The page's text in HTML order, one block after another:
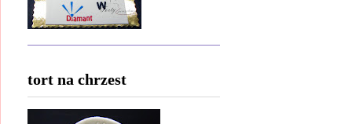
tort na chrzest